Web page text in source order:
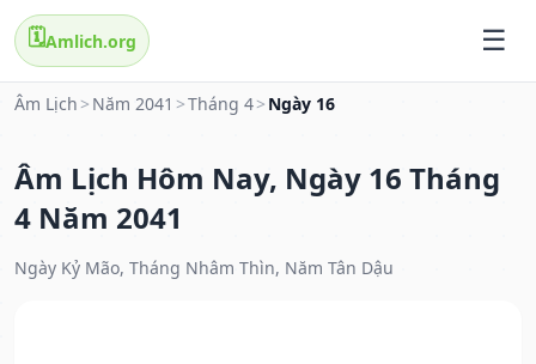
🗓️Amlich.org
Âm Lịch > Năm 2041 >Tháng 4> Ngày 16
Âm Lịch Hôm Nay, Ngày 16 Tháng
4 Năm 2041
Ngày Kỷ Mão, Tháng Nhâm Thìn, Năm Tân Dậu